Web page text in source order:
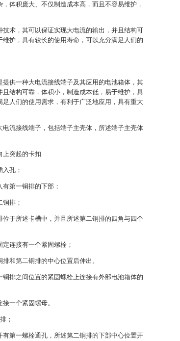
体积庞大、不仅制造成本高，而且不容易维护，
技术，其可以保证实现大电流的输出，并且结构可
护，具有较长的使用寿命，可以充分满足人们的
供一种大电流接线端子及其应用的电池箱体，其
结构可靠，体积小，制造成本低，易于维护，具
人们的使用需求，有利于广泛地应用，具有重大
电流接线端子，包括端子主壳体，所述端子主壳体
上突起的卡扣
孔；
第一铜排的下部；
排；
位于所述卡槽中，并且所述第二铜排的四角与四个
连接有一个紧固螺栓；
和第二铜排的中心位置后伸出。
排之间位置的紧固螺栓上连接有外部电池箱体的
一个紧固螺母。
；
有第一螺栓通孔，所述第二铜排的下部中心位置开